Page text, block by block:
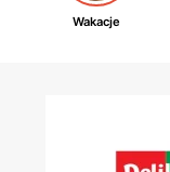
Wakacje